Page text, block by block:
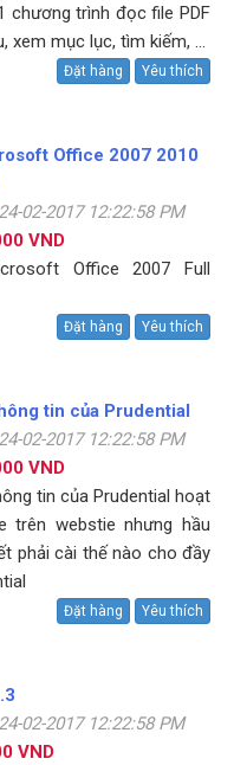
chương trình đọc file PDF
xem mục lục, tìm kiếm, …
Đặt hàng Yêu thích
Office 2007 2010
02-2017 12:22:58 PM
VND
Office 2007 Full
Đặt hàng Yêu thích
tin của Prudential
02-2017 12:22:58 PM
VND
tin của Prudential hoạt
trên webstie nhưng hầu
phải cài thế nào cho đầy
Đặt hàng Yêu thích
02-2017 12:22:58 PM
VND